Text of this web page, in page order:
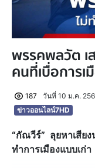
พรรคพลวัต เ
คนที่เบื่อการเ
187
วันที่ 10 ม.ค.
ข่าวออนไลน์7HD
“กัณวีร์” ลุยหาเสีย
ทำการเมืองแบบเก่า